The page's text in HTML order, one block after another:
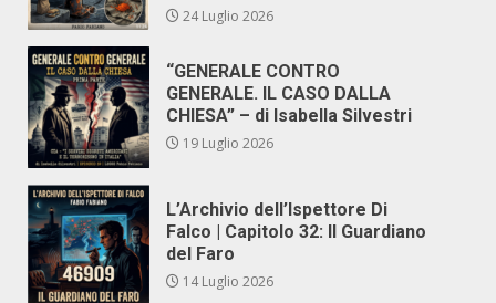
24 Luglio 2026
“GENERALE CONTRO
GENERALE. IL CASO DALLA
CHIESA” – di Isabella Silvestri
19 Luglio 2026
L’Archivio dell’Ispettore Di
Falco | Capitolo 32: Il Guardiano
del Faro
14 Luglio 2026